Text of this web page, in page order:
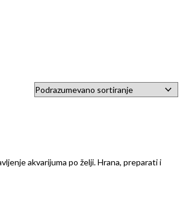
akvarijuma po želji. Hrana, preparati i